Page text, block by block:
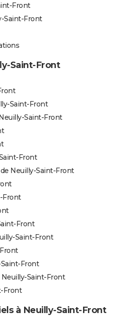
Front
Saint-Front
Saint-Front
Saint-Front
Saint-Front
Front
Neuilly-Saint-Front
Front
Front
Saint-Front
Front
Saint-Front
Front
à Neuilly-Saint-Front